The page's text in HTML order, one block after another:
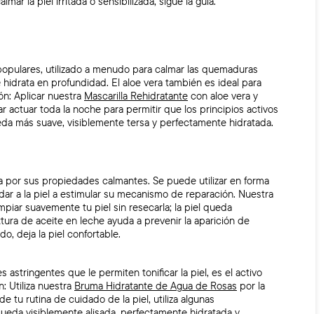
utilizado a menudo para calmar las quemaduras
en profundidad. El aloe vera también es ideal para
Aplicar nuestra Mascarilla Rehidratante con aloe vera y
actuar toda la noche para permitir que los principios activos
más suave, visiblemente tersa y perfectamente hidratada.
sus propiedades calmantes. Se puede utilizar en forma
a la piel a estimular su mecanismo de reparación. Nuestra
suavemente tu piel sin resecarla; la piel queda
de aceite en leche ayuda a prevenir la aparición de
deja la piel confortable.
astringentes que le permiten tonificar la piel, es el activo
Utiliza nuestra Bruma Hidratante de Agua de Rosas por la
tu rutina de cuidado de la piel, utiliza algunas